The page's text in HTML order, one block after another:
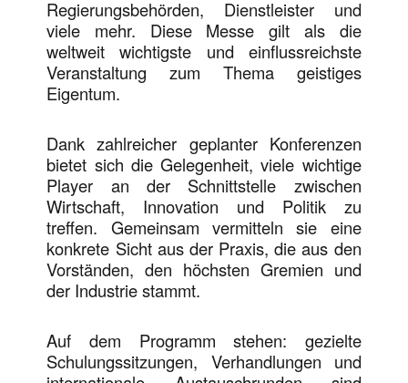
Regierungsbehörden, Dienstleister und
viele mehr. Diese Messe gilt als die
weltweit wichtigste und einflussreichste
Veranstaltung zum Thema geistiges
Eigentum.
Dank zahlreicher geplanter Konferenzen
bietet sich die Gelegenheit, viele wichtige
Player an der Schnittstelle zwischen
Wirtschaft, Innovation und Politik zu
treffen. Gemeinsam vermitteln sie eine
konkrete Sicht aus der Praxis, die aus den
Vorständen, den höchsten Gremien und
der Industrie stammt.
Auf dem Programm stehen: gezielte
Schulungssitzungen, Verhandlungen und